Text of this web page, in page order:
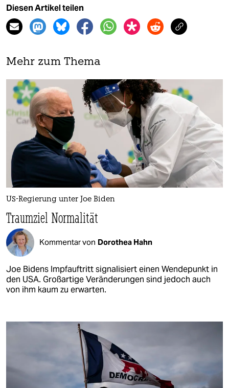
Diesen Artikel teilen
Mehr zum Thema
US-Regierung unter Joe Biden
Traumziel Normalität
Kommentar von Dorothea Hahn
Joe Bidens Impfauftritt signalisiert einen Wendepunkt in
den USA. Großartige Veränderungen sind jedoch auch
von ihm kaum zu erwarten.